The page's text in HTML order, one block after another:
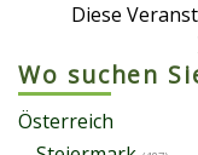
Diese
Wo suchen
Österreich